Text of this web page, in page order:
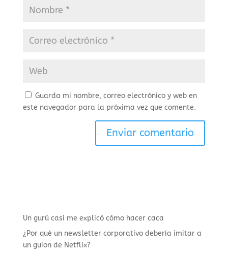
Guarda mi nombre, correo electrónico y web en
este navegador para la próxima vez que comente.
Un gurú casi me explicó cómo hacer caca
¿Por qué un newsletter corporativo debería imitar a
un guion de Netflix?